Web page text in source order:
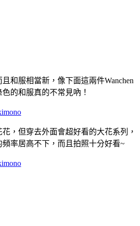
和服相當新，像下面這兩件Wanchen
的和服真的不常見吶！
，但穿去外面會超好看的大花系列，
率居高不下，而且拍照十分好看~